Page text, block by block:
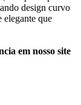
design curvo
elegante que
em nosso site